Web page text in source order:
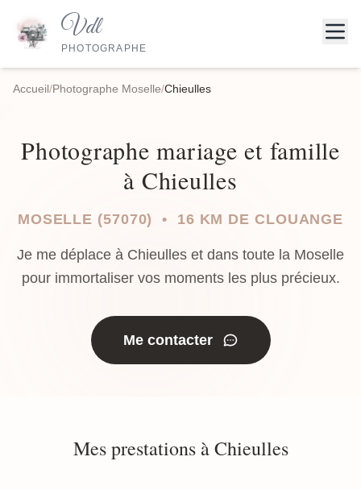
Vdl
PHOTOGRAPHE
Accueil/Photographe Moselle/Chieulles
Photographe mariage et famille
à Chieulles
MOSELLE (57070) • 16 KM DE CLOUANGE
Je me déplace à Chieulles et dans toute la Moselle
pour immortaliser vos moments les plus précieux.
Me contacter
Mes prestations à Chieulles